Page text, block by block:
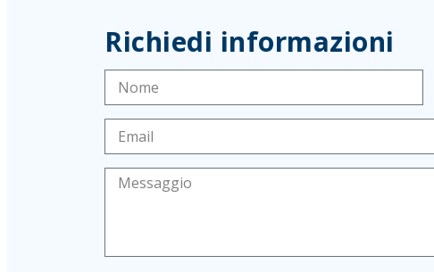
Richiedi informazioni